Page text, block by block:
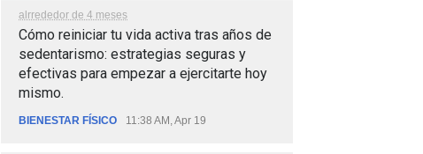
alrrededor de 4 meses
Cómo reiniciar tu vida activa tras años de
sedentarismo: estrategias seguras y
efectivas para empezar a ejercitarte hoy
mismo.
BIENESTAR FÍSICO 11:38 AM, Apr 19